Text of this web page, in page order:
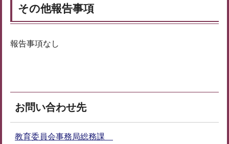
その他報告事項
報告事項なし
お問い合わせ先
教育委員会事務局総務課